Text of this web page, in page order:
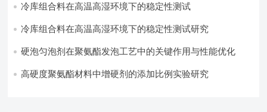
冷库组合料在高温高湿环境下的稳定性测试​
冷库组合料在高温高湿环境下的稳定性测试研究
硬泡匀泡剂在聚氨酯发泡工艺中的关键作用与性能优化
高硬度聚氨酯材料中增硬剂的添加比例实验研究